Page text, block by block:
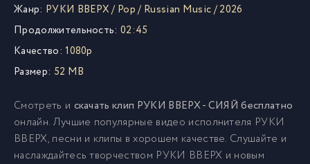
Жанр: РУКИ ВВЕРХ/ Pop/ Russian Music/2026
Продолжительность: 02:45
Качество: 1080p
Размер: 52 MB
Смотреть и скачать клип РУКИ ВВЕРХ - СИЯЙ бесплатно
онлайн. Лучшие популярные видео исполнителя РУКИ
ВВЕРХ, песни и клипы в хорошем качестве. Слушайте и
наслаждайтесь творчеством РУКИ ВВЕРХ и новым